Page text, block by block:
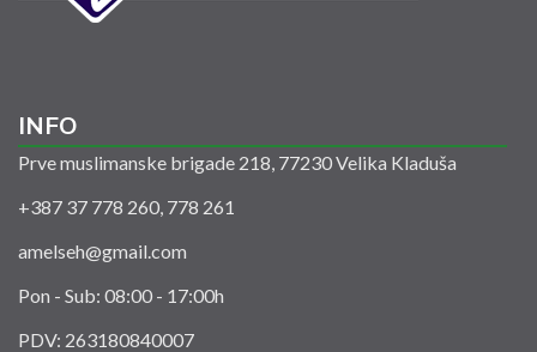
INFO
Prve muslimanske brigade 218, 77230 Velika Kladuša
+387 37 778 260, 778 261
amelseh@gmail.com
Pon - Sub: 08:00 - 17:00h
PDV: 263180840007